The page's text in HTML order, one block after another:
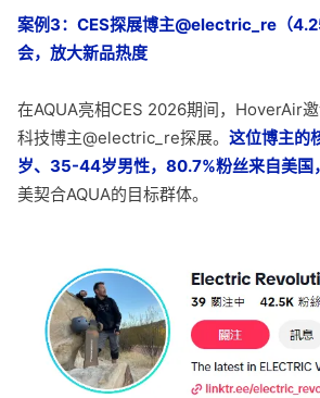
案例3：CES探展博主@electric_re（
会，放大新品热度
在AQUA亮相CES 2026期间，HoverAir
科技博主@electric_re探展。 这位博主的
岁、35-44岁男性，80.7%粉丝来自美国，
美契合AQUA的目标群体。